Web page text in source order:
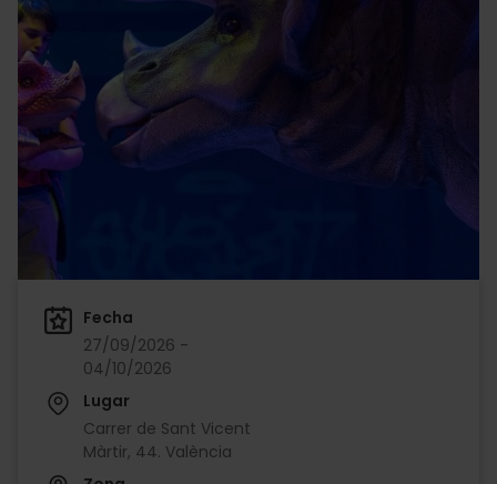
Fecha
27/09/2026 -
04/10/2026
Lugar
Carrer de Sant Vicent
Màrtir, 44. València